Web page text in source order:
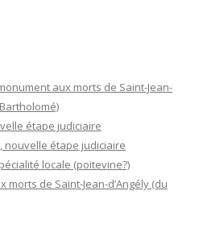
aux morts de Saint-Jean-
étape judiciaire
nouvelle étape judiciaire
locale (poitevine?)
morts de Saint-Jean-d’Angély (du